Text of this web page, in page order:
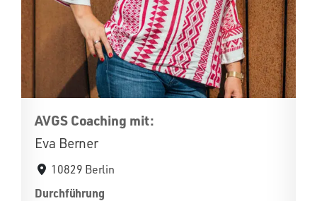
AVGS Coaching mit:
Eva Berner
10829 Berlin
Durchführung